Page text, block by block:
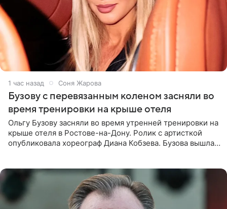
1 час назад Соня Жарова
Бузову с перевязанным коленом засняли во
время тренировки на крыше отеля
Ольгу Бузову засняли во время утренней тренировки на
крыше отеля в Ростове-на-Дону. Ролик с артисткой
опубликовала хореограф Диана Кобзева. Бузова вышла